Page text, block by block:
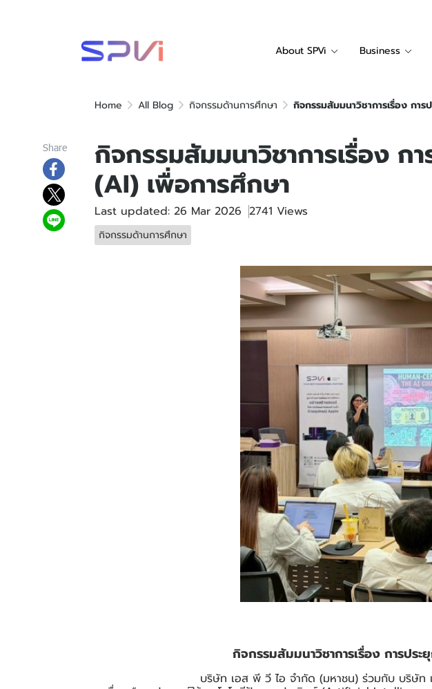
About SPVi Business
Home All Blog กิจกรรมด้านการศึกษา กิจกรรมสัมมนาวิชาการเรื่อง กา
Share กิจกรรมสัมมนาวิชาการเรื่อง
(AI) เพื่อการศึกษา
Last updated: 26 Mar 2026 2741 Views
กิจกรรมด้านการศึกษา
กิจกรรมสัมมนาวิชาการเรื่อง การปร
บริษัท เอส พี วี ไอ จำกัด (มหาชน) ร่วมกับ บริษัท แ